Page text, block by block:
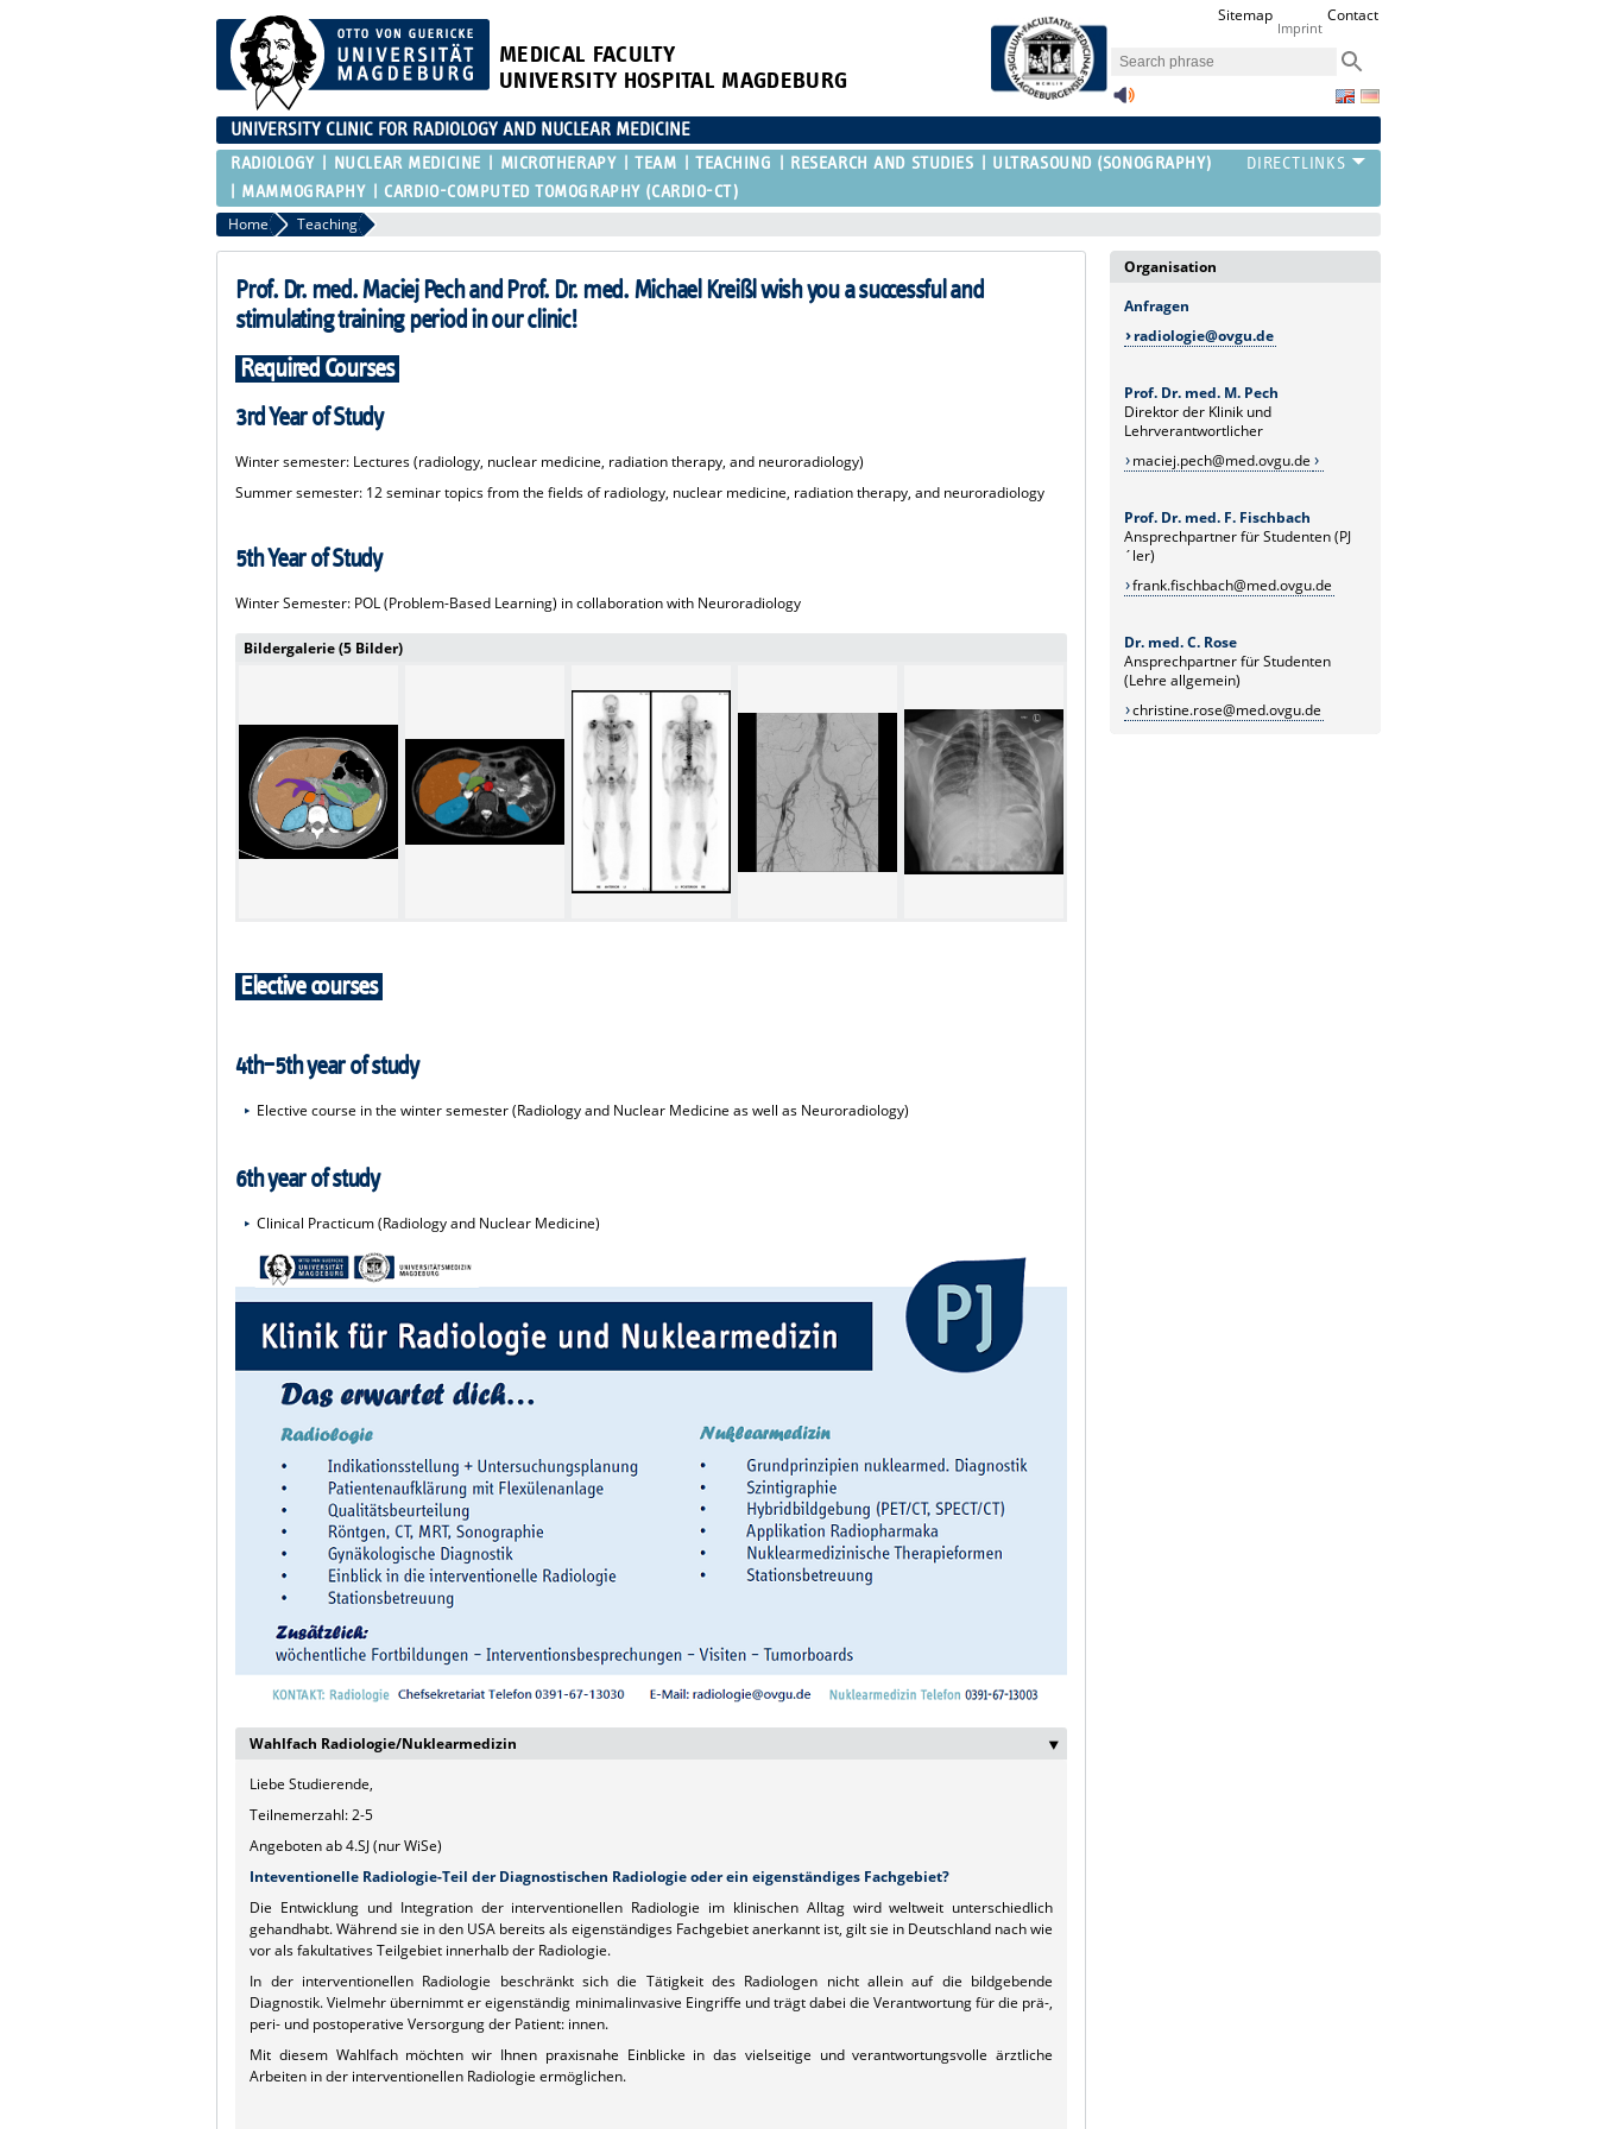
MEDICAL FACULTY
UNIVERSITY HOSPITAL MAGDEBURG
Sitemap
Imprint
Contact
UNIVERSITY CLINIC FOR RADIOLOGY AND NUCLEAR MEDICINE
RADIOLOGY NUCLEAR MEDICINE MICROTHERAPY TEAM TEACHING RESEARCH AND STUDIES
ULTRASOUND (SONOGRAPHY)
MAMMOGRAPHY
CARDIO-COMPUTED TOMOGRAPHY (CARDIO-CT)
Home Teaching
Prof. Dr. med. Maciej Pech and Prof. Dr. med. Michael Kreißl wish you a successful and
stimulating training period in our clinic!
Required Courses
3rd Year of Study
Winter semester: Lectures (radiology, nuclear medicine, radiation therapy, and neuroradiology)
Summer semester: 12 seminar topics from the fields of radiology, nuclear medicine, radiation therapy, and neuroradiology
5th Year of Study
Winter Semester: POL (Problem-Based Learning) in collaboration with Neuroradiology
Bildergalerie (5 Bilder)
Elective courses
4th–5th year of study
Elective course in the winter semester (Radiology and Nuclear Medicine as well as Neuroradiology)
6th year of study
Clinical Practicum (Radiology and Nuclear Medicine)
Wahlfach Radiologie/Nuklearmedizin ‣
Liebe Studierende,
Teilnemerzahl: 2-5
Angeboten ab 4.SJ (nur WiSe)
Inteventionelle Radiologie-Teil der Diagnostischen Radiologie oder ein eigenständiges Fachgebiet?
Die Entwicklung und Integration der interventionellen Radiologie im klinischen Alltag wird weltweit unterschiedlich
gehandhabt. Während sie in den USA bereits als eigenständiges Fachgebiet anerkannt ist, gilt sie in Deutschland nach wie
vor als fakultatives Teilgebiet innerhalb der Radiologie.
In der interventionellen Radiologie beschränkt sich die Tätigkeit des Radiologen nicht allein auf die bildgebende
Diagnostik. Vielmehr übernimmt er eigenständig minimalinvasive Eingriffe und trägt dabei die Verantwortung für die prä-,
peri- und postoperative Versorgung der Patient: innen.
Mit diesem Wahlfach möchten wir Ihnen praxisnahe Einblicke in das vielseitige und verantwortungsvolle ärztliche
Arbeiten in der interventionellen Radiologie ermöglichen.
Organisation
Anfragen
radiologie@ovgu.de
Prof. Dr. med. M. Pech
Direktor der Klinik und
Lehrverantwortlicher
maciej.pech@med.ovgu.de
Prof. Dr. med. F. Fischbach
Ansprechpartner für Studenten (PJ
´ler)
frank.fischbach@med.ovgu.de
Dr. med. C. Rose
Ansprechpartner für Studenten
(Lehre allgemein)
christine.rose@med.ovgu.de